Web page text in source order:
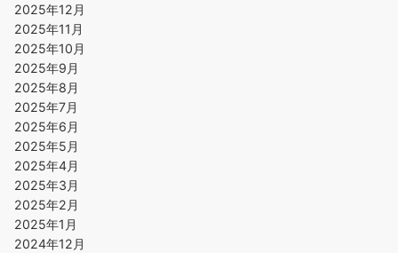
2025年12月
2025年11月
2025年10月
2025年9月
2025年8月
2025年7月
2025年6月
2025年5月
2025年4月
2025年3月
2025年2月
2025年1月
2024年12月